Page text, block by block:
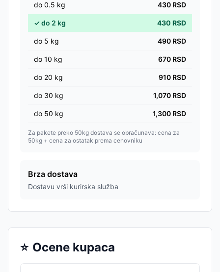
do 0.5 kg 430 RSD
✓do 2 kg 430 RSD
do 5 kg 490 RSD
do 10 kg 670 RSD
do 20 kg 910 RSD
do 30 kg 1,070 RSD
do 50 kg 1,300 RSD
Za pakete preko 50kg dostava se obračunava: cena za
50kg + cena za ostatak prema cenovniku
Brza dostava
Dostavu vrši kurirska služba
⭐ Ocene kupaca